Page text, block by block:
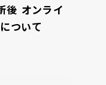
オンライ
ついて